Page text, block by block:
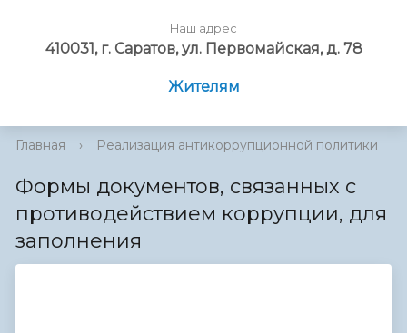
Наш адрес
410031, г. Саратов, ул. Первомайская, д. 78
Жителям
Главная › Реализация антикоррупционной политики
Формы документов, связанных с
противодействием коррупции, для
заполнения